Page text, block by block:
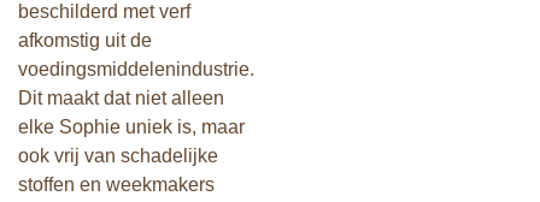
beschilderd met verf
afkomstig uit de
voedingsmiddelenindustrie.
Dit maakt dat niet alleen
elke Sophie uniek is, maar
ook vrij van schadelijke
stoffen en weekmakers